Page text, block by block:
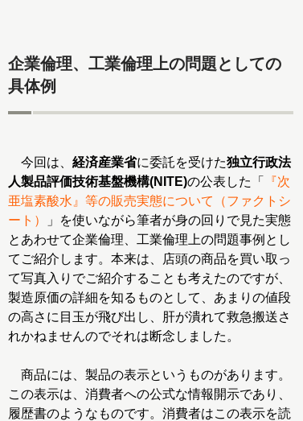
企業倫理、工業倫理上の問題としての
具体例
今回は、 経済産業省に委託を受けた独立行政法
人製品評価技術基盤機構(NITE)の公表した「
『次
亜塩素酸水』等の販売実態について（ファクトシ
ート）
」を使いながら筆者が身の回りで見た実態
とあわせて企業倫理、工業倫理上の問題事例とし
てご紹介します。本来は、店頭の商品を買い取っ
て写真入りでご紹介することも考えたのですが、
製造原価の詳細を知るものとして、あまりの値段
の高さに目玉が飛び出し、肝が潰れて救急搬送さ
れかねませんのでそれは断念しました。
商品には、製品の表示というものがあります。
この表示は、消費者への公式な情報開示であり、
履歴書のようなものです。消費者はこの表示を読